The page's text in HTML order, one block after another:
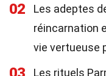
02
Les adeptes
réincarnation
vie vertueuse
Les rituels